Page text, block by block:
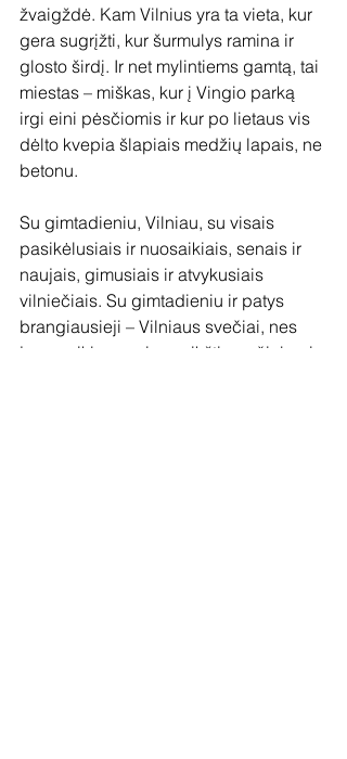
žvaigždė. Kam Vilnius yra ta vieta, kur
gera sugrįžti, kur šurmulys ramina ir
glosto širdį. Ir net mylintiems gamtą, tai
miestas – miškas, kur į Vingio parką
irgi eini pėsčiomis ir kur po lietaus vis
dėlto kvepia šlapiais medžių lapais, ne
betonu.
Su gimtadieniu, Vilniau, su visais
pasikėlusiais ir nuosaikiais, senais ir
naujais, gimusiais ir atvykusiais
vilniečiais. Su gimtadieniu ir patys
brangiausieji – Vilniaus svečiai, nes
jums priklauso visas aikštingų čiabuvių